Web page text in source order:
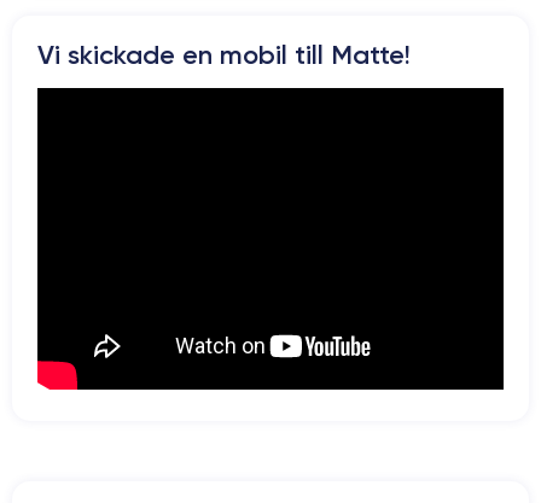
Pour en savoir plus, vous pouvez consulter lafiche technique de
Vi skickade en mobil till Matte!